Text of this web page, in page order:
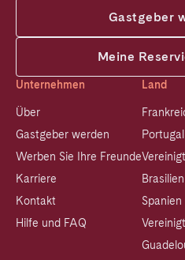
Gastgeber
Meine
Unternehmen
Über
Gastgeber werden
Werben Sie Ihre Freunde
Karriere
Kontakt
Hilfe und FAQ
Land
Portugal
Brasilien
Spanien